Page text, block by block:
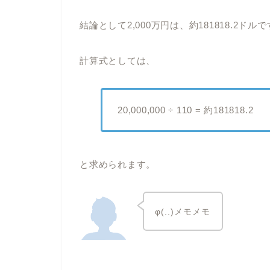
結論として2,000万円は、約181818.2ドルで
計算式としては、
20,000,000 ÷ 110 = 約181818.2
と求められます。
φ(..)メモメモ